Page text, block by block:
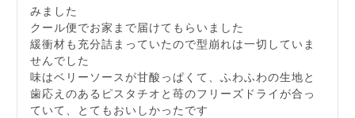
みました
クール便でお家まで届けてもらいました
緩衝材も充分詰まっていたので型崩れは一切していま
せんでした
味はベリーソースが甘酸っぱくて、ふわふわの生地と
歯応えのあるピスタチオと苺のフリーズドライが合っ
ていて、とてもおいしかったです